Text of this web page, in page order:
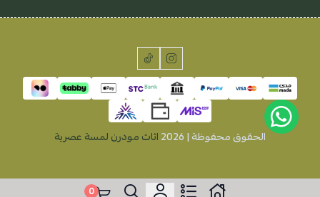
الحقوق محفوظة | 2026 اثاث مودرن لمسة عصرية
0